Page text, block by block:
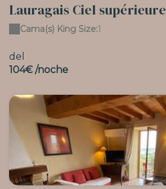
Lauragais Ciel supérieure
del
104€ /noche
Cama(s) King Size:1